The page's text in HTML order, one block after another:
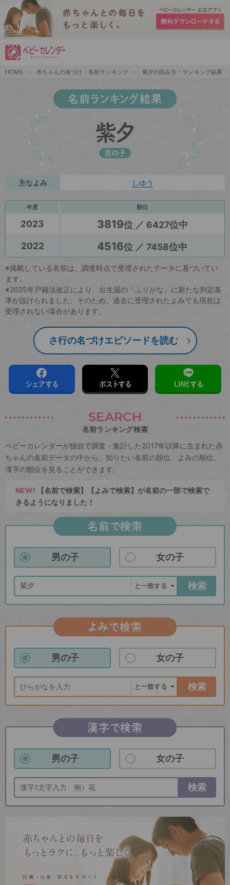
HOME 赤ちゃんの名づけ・名前ランキング 紫夕の読み方・ランキング結果
名前ランキング結果
紫夕
男の子
主なよみ しゆう
年度 順位
2023 3819位 ／ 6427位中
2022
4516位 ／ 7458位中
※掲載している名前は、調査時点で受理されたデータに基づいてい
ます。
※2025年戸籍法改正により、出生届の「ふりがな」に新たな判定基
準が設けられました。そのため、過去に受理されたよみでも現在は
受理されない場合があります。
さ行の名づけエピソードを読む
シェアする ポストする LINEする
SEARCH
名前ランキング検索
ベビーカレンダーが独自で調査・集計した2017年以降に生まれた赤
ちゃんの名前データの中から、知りたい名前の順位、よみの順位、
漢字の順位を見ることができます。
NEW! 【名前で検索】【よみで検索】が名前の一部で検索で
きるようになりました！
名前で検索
男の子 女の子
検索
よみで検索
男の子 女の子
検索
漢字で検索
男の子 女の子
検索